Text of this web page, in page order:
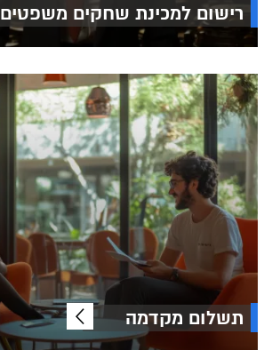
רישום למכינת שחקים משפטים
תשלום מקדמה